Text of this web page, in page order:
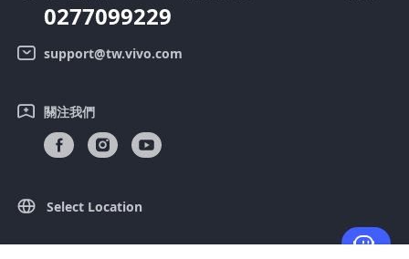
客戶服務隱私權聲明
下載還原 Log 的 LUT
舊機換新機
vivo 隱私權中心
0277099229
support@tw.vivo.com
關注我們
Select Location